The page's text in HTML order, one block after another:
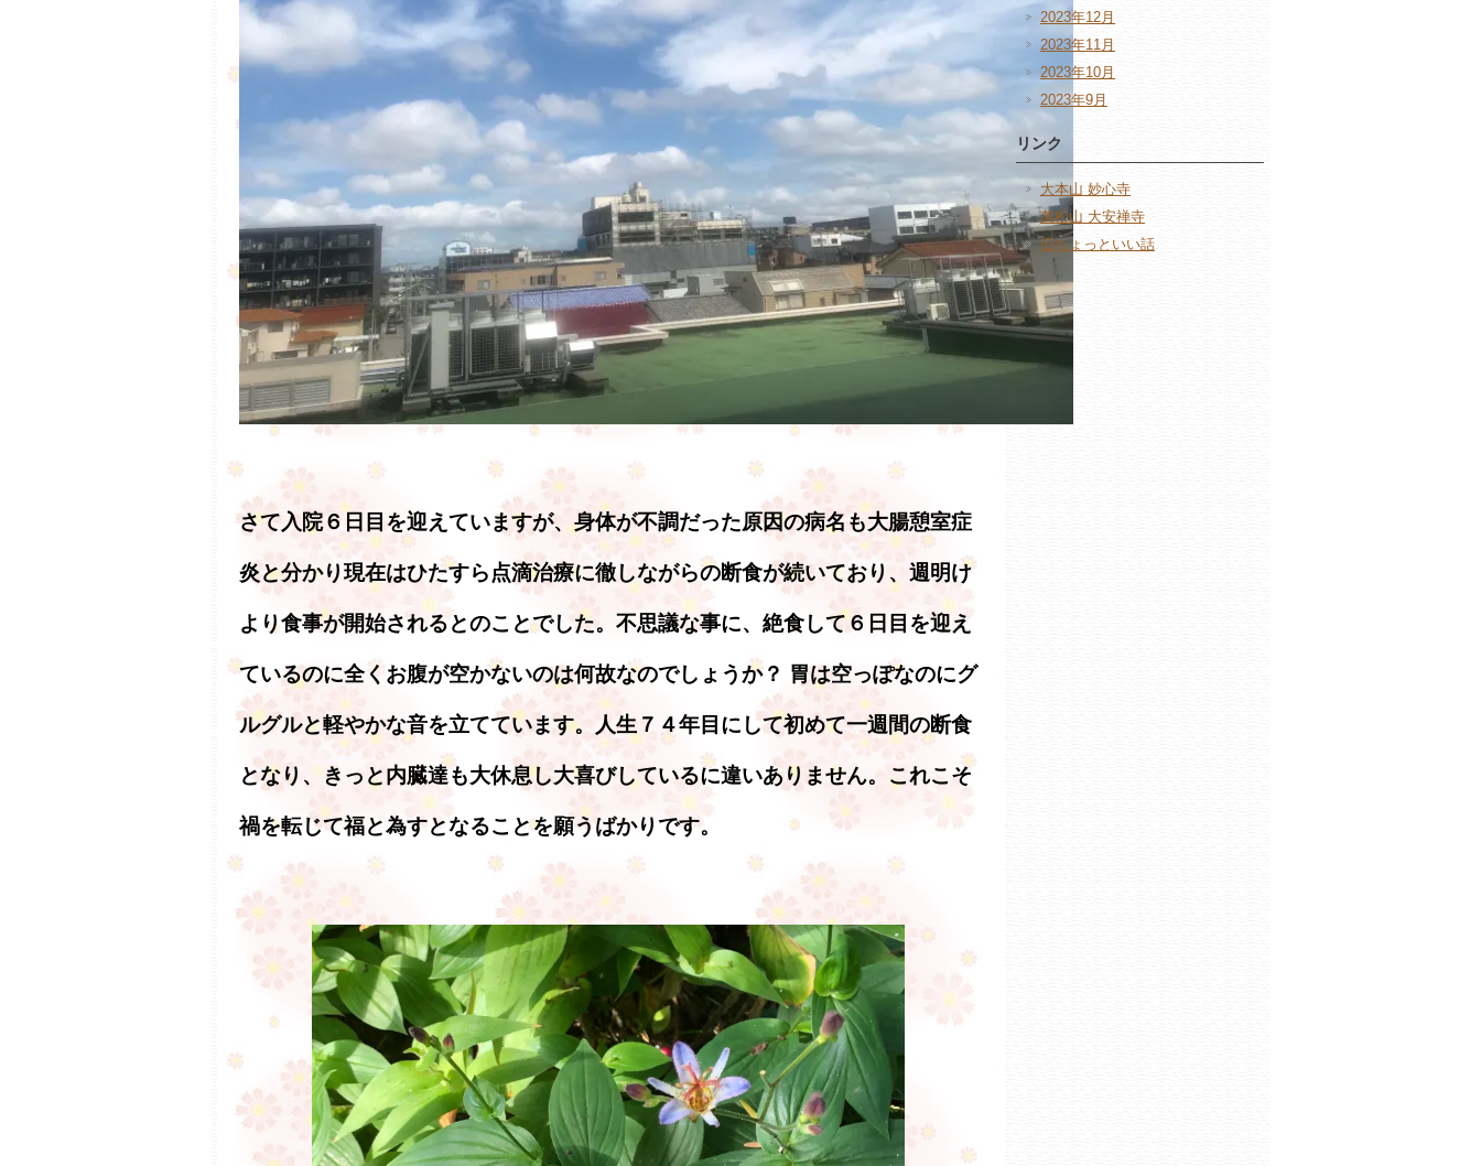
さて入院６日目を迎えていますが、身体が不調だった原因の病名も大腸憩室症
炎と分かり現在はひたすら点滴治療に徹しながらの断食が続いており、週明け
より食事が開始されるとのことでした。不思議な事に、絶食して６日目を迎え
ているのに全くお腹が空かないのは何故なのでしょうか？ 胃は空っぽなのにグ
ルグルと軽やかな音を立てています。人生７４年目にして初めて一週間の断食
となり、きっと内臓達も大休息し大喜びしているに違いありません。これこそ
禍を転じて福と為すとなることを願うばかりです。
2023年12月
2023年11月
2023年10月
2023年9月
リンク
大本山 妙心寺
萬松山 大安禅寺
旧ちょっといい話